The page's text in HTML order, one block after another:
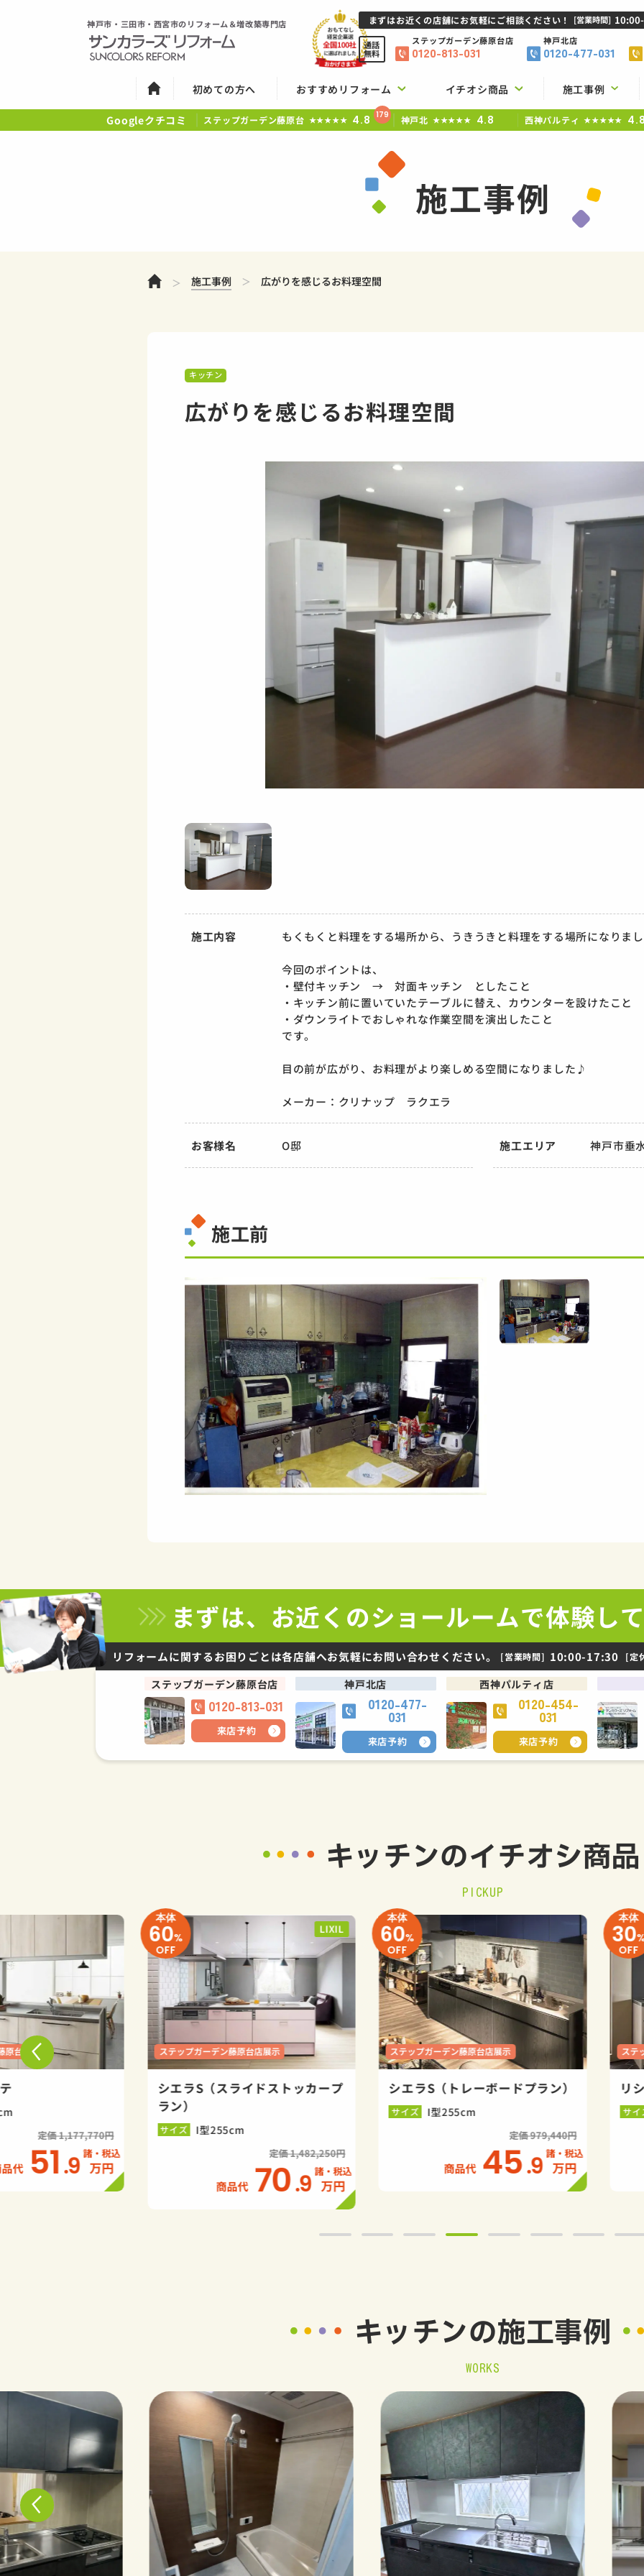
神戸市・三田市・西宮市のリフォーム＆増改築専門店
初めての方へ おすすめリフォーム イチオシ商品 施工事例
まずはお近くの店舗にお気軽にご相談ください！ [営業時間]
通話
無料
ステップガーデン藤原台店
0120-813-031
神戸北店
0120-477-031
Googleクチコミ ステップガーデン藤原台 ★★★★★ 4.8 179 神戸北 ★★★★★ 4.8 西神パルティ ★★★★★
施工事例
ホーム 施工事例 広がりを感じるお料理空間
キッチン
広がりを感じるお料理空間
施工内容 もくもくと料理をする場所から、うきうきと料理をする場所になりま
今回のポイントは、
・壁付キッチン → 対面キッチン としたこと
・キッチン前に置いていたテーブルに替え、カウンターを設けたこと
・ダウンライトでおしゃれな作業空間を演出したこと
です。
目の前が広がり、お料理がより楽しめる空間になりました♪
メーカー：クリナップ ラクエラ
お客様名 O邸 施工エリア 神戸市垂
施工前
まずは、お近くのショールームで体験し
リフォームに関するお困りごとは各店舗へお気軽にお問い合わせください。 [営業時間] 10:00-17:30 [定
ステップガーデン藤原台店
0120-813-031
来店予約
神戸北店
0120-477-
031
来店予約
西神パルティ店
0120-454-
031
来店予約
キッチンのイチオシ商品
PICKUP
台店展示
定価 1,177,770円
代 51.9 万円
本体
60%
OFF
LIXIL
ステップガーデン藤原台店展示
シエラS（スライドストッカープ
ラン）
サイズ I型255cm
定価 1,482,250円
商品代 70.9 万円
本体
60%
OFF
ステップガーデン藤原台店展示
シエラS（トレーボードプラン）
サイズ I型255cm
定価 979,440円
商品代 45.9 万円
本体
30
OFF
ステ
リ
サイ
キッチンの施工事例
WORKS